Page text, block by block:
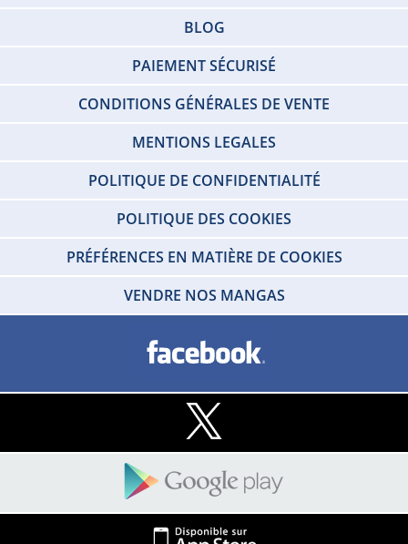
BLOG
PAIEMENT SÉCURISÉ
CONDITIONS GÉNÉRALES DE VENTE
MENTIONS LEGALES
POLITIQUE DE CONFIDENTIALITÉ
POLITIQUE DES COOKIES
PRÉFÉRENCES EN MATIÈRE DE COOKIES
VENDRE NOS MANGAS